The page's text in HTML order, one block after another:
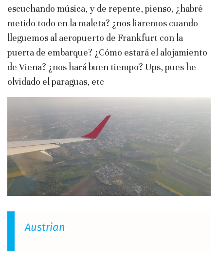
escuchando música, y de repente, pienso, ¿habré
metido todo en la maleta? ¿nos liaremos cuando
lleguemos al aeropuerto de Frankfurt con la
puerta de embarque? ¿Cómo estará el alojamiento
de Viena? ¿nos hará buen tiempo? Ups, pues he
olvidado el paraguas, etc
Austrian